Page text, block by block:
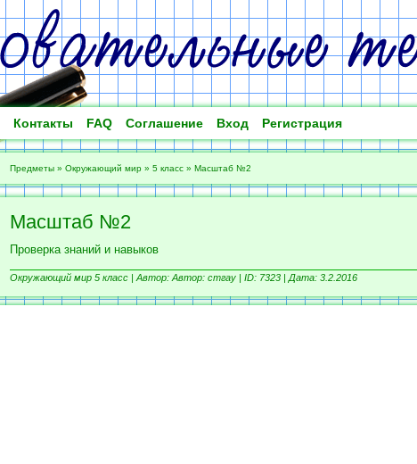
Контакты FAQ Соглашение Вход Регистрация
Предметы » Окружающий мир » 5 класс » Масштаб №2
Масштаб №2
Проверка знаний и навыков
Окружающий мир 5 класс | Автор: Автор: стгау | ID: 7323 | Дата: 3.2.2016